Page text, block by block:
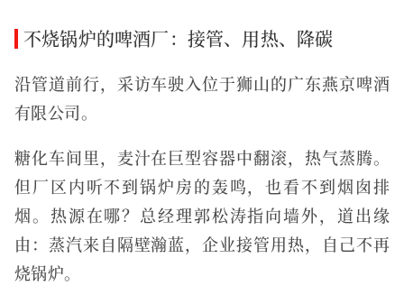
不烧锅炉的啤酒厂：接管、用热、降碳
沿管道前行，采访车驶入位于狮山的广东燕京啤酒
有限公司。
糖化车间里，麦汁在巨型容器中翻滚，热气蒸腾。
但厂区内听不到锅炉房的轰鸣，也看不到烟囱排
烟。热源在哪？总经理郭松涛指向墙外，道出缘
由：蒸汽来自隔壁瀚蓝，企业接管用热，自己不再
烧锅炉。